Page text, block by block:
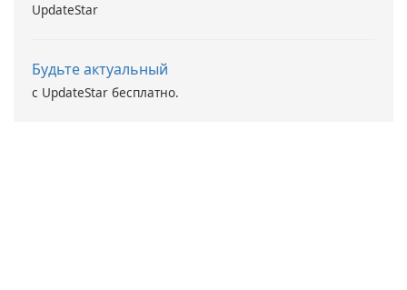
UpdateStar
Будьте актуальный
с UpdateStar бесплатно.